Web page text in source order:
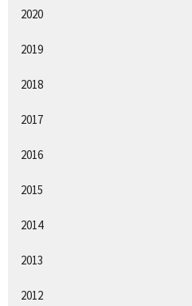
2020
2019
2018
2017
2016
2015
2014
2013
2012